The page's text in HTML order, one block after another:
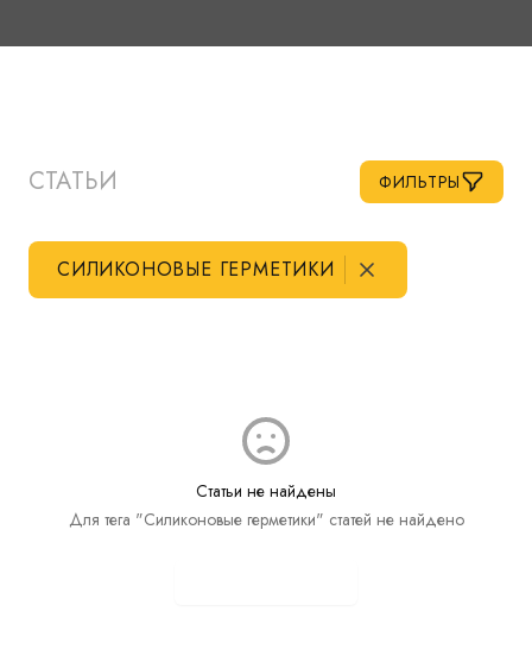
СТАТЬИ ФИЛЬТРЫ
СИЛИКОНОВЫЕ ГЕРМЕТИКИ
Статьи не найдены
Для тега "Силиконовые герметики" статей не найдено